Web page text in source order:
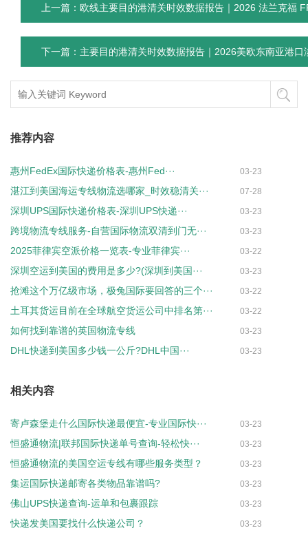
上一篇：欧线主要目的港清关时效数据报告｜2026 法兰克福
下一篇：主要目的港清关时效数据报告｜2026美欧东南亚港
推荐内容
惠州FedEx国际快递价格表-惠州Fed··· 03-23
湛江到美国海运专线物流选哪家_时效稳清关··· 07-28
深圳UPS国际快递价格表-深圳UPS快递··· 03-23
跨境物流专线服务-自营国际物流双清到门无··· 03-23
2025菲律宾空派价格一览表-专业菲律宾··· 03-22
深圳空运到美国的费用是多少?(深圳到美国··· 03-23
抢滩这个万亿级市场，极兔国际要回答的三个··· 03-22
土耳其货运目前在全球航空货运公司中排名第··· 03-22
如何找到靠谱的英国物流专线 03-23
DHL快递到美国多少钱一公斤?DHL中国··· 03-23
相关内容
寄卢森堡走什么国际快递最便宜-专业国际快··· 03-23
恒盛通物流|联邦国际快递单号查询-轻松快··· 03-23
恒盛通物流的美国空运专线有哪些服务类型？ 03-23
集运国际快递邮寄各类物品靠谱吗? 03-23
佛山UPS快递查询-运单和包裹跟踪 03-23
快递发美国要找什么快递公司？ 03-23